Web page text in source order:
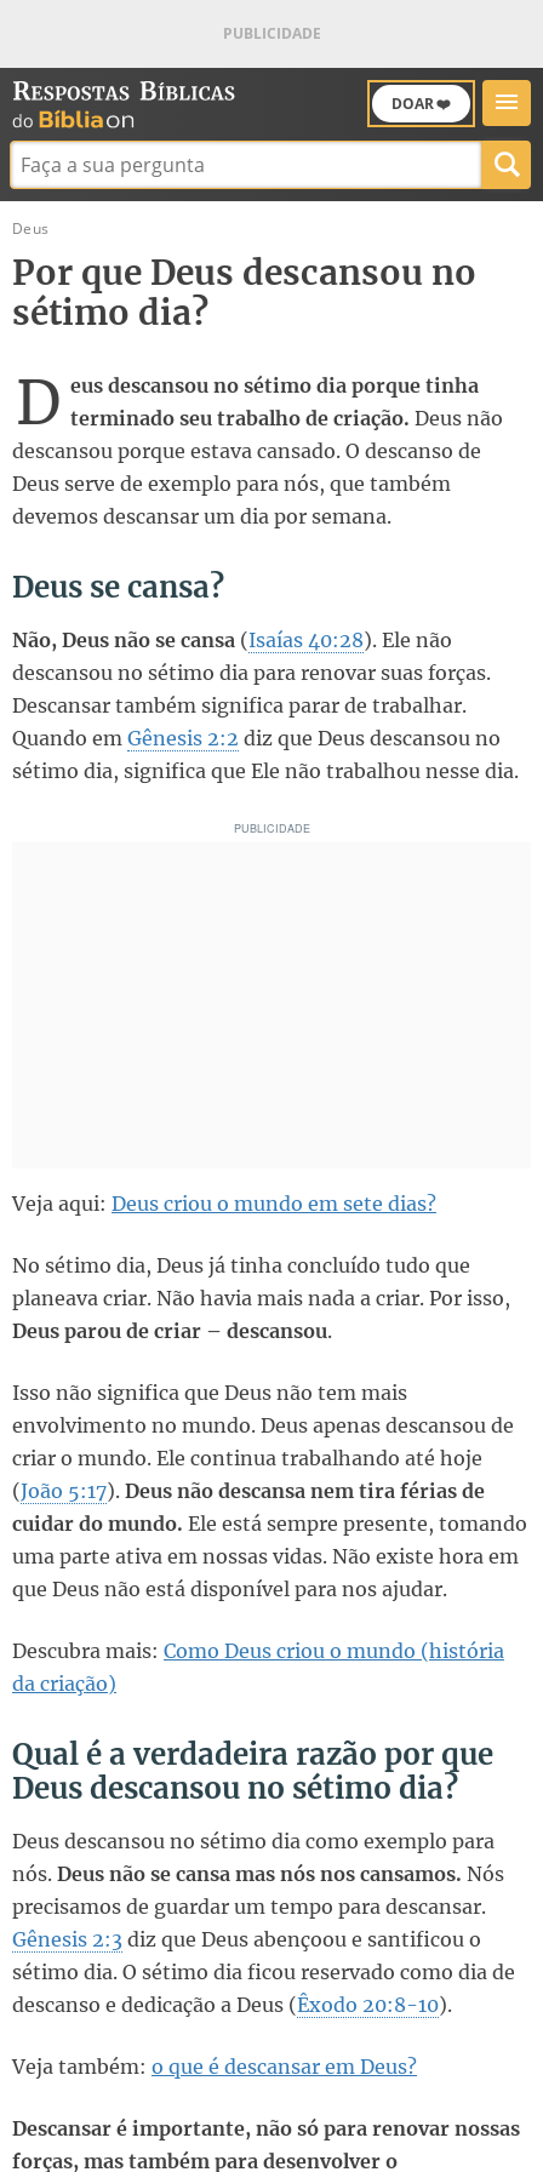
DOAR ❤️
Buscar:
Deus
Por que Deus descansou no
sétimo dia?
D eus descansou no sétimo dia porque tinha
terminado seu trabalho de criação. Deus não
descansou porque estava cansado. O descanso de
Deus serve de exemplo para nós, que também
devemos descansar um dia por semana.
Deus se cansa?
Não, Deus não se cansa (Isaías 40:28). Ele não
descansou no sétimo dia para renovar suas forças.
Descansar também significa parar de trabalhar.
Quando em Gênesis 2:2 diz que Deus descansou no
sétimo dia, significa que Ele não trabalhou nesse dia.
Veja aqui: Deus criou o mundo em sete dias?
No sétimo dia, Deus já tinha concluído tudo que
planeava criar. Não havia mais nada a criar. Por isso,
Deus parou de criar – descansou.
Isso não significa que Deus não tem mais
envolvimento no mundo. Deus apenas descansou de
criar o mundo. Ele continua trabalhando até hoje
(João 5:17). Deus não descansa nem tira férias de
cuidar do mundo. Ele está sempre presente, tomando
uma parte ativa em nossas vidas. Não existe hora em
que Deus não está disponível para nos ajudar.
Descubra mais: Como Deus criou o mundo (história
da criação)
Qual é a verdadeira razão por que
Deus descansou no sétimo dia?
Deus descansou no sétimo dia como exemplo para
nós. Deus não se cansa mas nós nos cansamos. Nós
precisamos de guardar um tempo para descansar.
Gênesis 2:3 diz que Deus abençoou e santificou o
sétimo dia. O sétimo dia ficou reservado como dia de
descanso e dedicação a Deus (Êxodo 20:8-10).
Veja também: o que é descansar em Deus?
Descansar é importante, não só para renovar nossas
forças, mas também para desenvolver o